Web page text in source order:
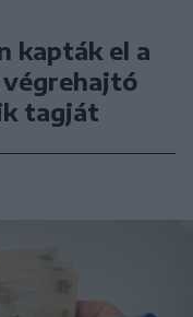
kapták el a
tagját